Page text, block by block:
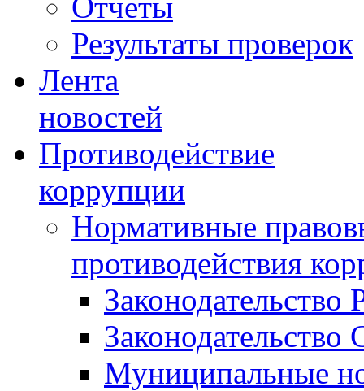
Результаты проверок
Лента
новостей
Противодействие
коррупции
Нормативные
противодействия
Законодательство
Муниципальные